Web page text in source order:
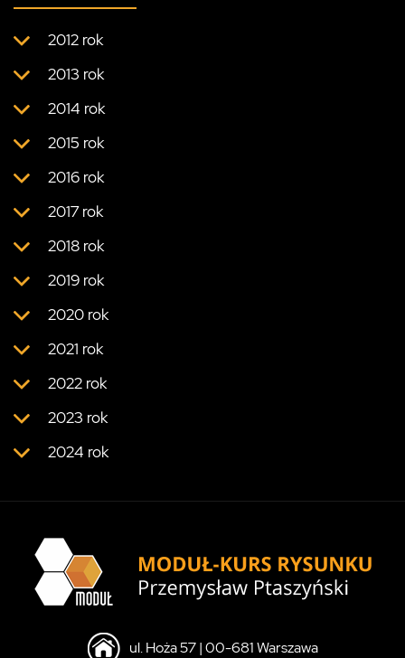
2012 rok
2013 rok
2014 rok
2015 rok
2016 rok
2017 rok
2018 rok
2019 rok
2020 rok
2021 rok
2022 rok
2023 rok
2024 rok
ul. Hoża 57 | 00-681 Warszawa